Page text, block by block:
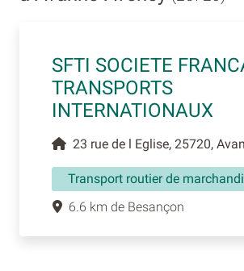
SFTI SOCIETE
TRANSPORTS
INTERNATIONAUX
23 rue de l Eglise, 25720,
Transport routier de
6.6 km de Besançon